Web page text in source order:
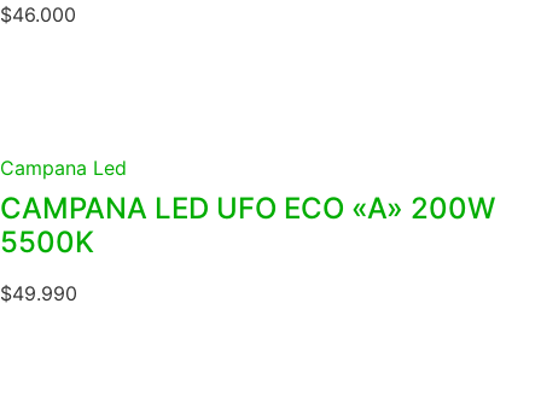
$46.000
Campana Led
CAMPANA LED UFO ECO «A» 200W
5500K
$49.990